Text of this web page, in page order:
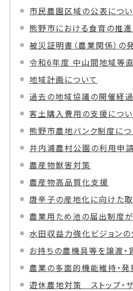
市民農園区域の公表につい
熊野市における食育の推進
被災証明書（農業関係）の
令和6年度 中山間地域等直接支
地域計画について
過去の地域協議の開催経
客土購入費用の支援につい
熊野市農地バンク制度につ
井内浦農村公園の利用申
農産物獣害対策
農産物高品質化支援
唐辛子の産地化に向けた
農業用ため池の届出制度
水田収益力強化ビジョンの
お持ちの農機具等を譲渡・賃借して有
農業の多面的機能維持・
遊休農地対策 ストップ・